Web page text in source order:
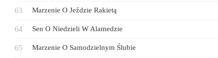
Marzenie O Jeździe Rakietą
Sen O Niedzieli W Alamedzie
Marzenie O Samodzielnym Ślubie